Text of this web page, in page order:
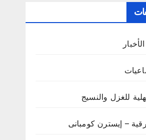
للغزل والنسيج
– إيسترن كومبانى